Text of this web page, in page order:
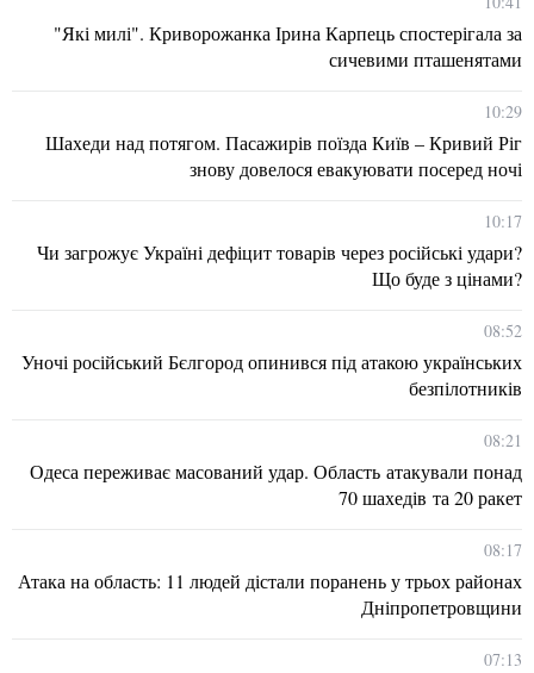
"Які милі". Криворожанка Ірина Карпець спостерігала за
сичевими пташенятами
10:29
Шахеди над потягом. Пасажирів поїзда Київ – Кривий Ріг
знову довелося евакуювати посеред ночі
10:17
Чи загрожує Україні дефіцит товарів через російські удари?
Що буде з цінами?
08:52
Уночі російський Бєлгород опинився під атакою українських
безпілотників
08:21
Одеса переживає масований удар. Область атакували понад
70 шахедів та 20 ракет
08:17
Атака на область: 11 людей дістали поранень у трьох районах
Дніпропетровщини
07:13